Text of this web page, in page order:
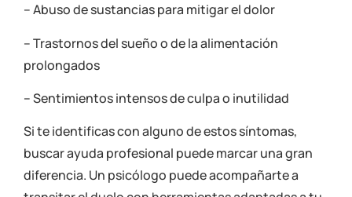
– Abuso de sustancias para mitigar el dolor
– Trastornos del sueño o de la alimentación
prolongados
– Sentimientos intensos de culpa o inutilidad
Si te identificas con alguno de estos síntomas,
buscar ayuda profesional puede marcar una gran
diferencia. Un psicólogo puede acompañarte a